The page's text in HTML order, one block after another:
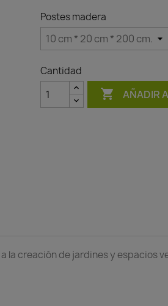
Postes madera
Cantidad
 AÑADIR
la creación de jardines y espacios